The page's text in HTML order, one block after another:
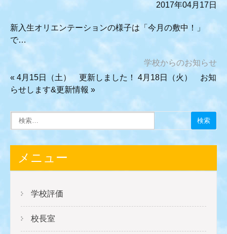
2017年04月17日
新入生オリエンテーションの様子は「今月の敷中！」
で…
学校からのお知らせ
« 4月15日（土） 更新しました！
4月18日（火） お知
らせします&更新情報 »
メニュー
学校評価
校長室